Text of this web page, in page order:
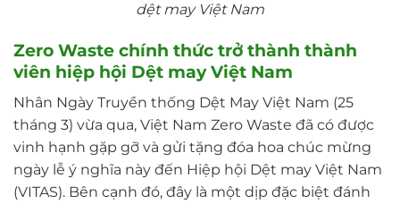
dệt may Việt Nam
Zero Waste chính thức trở thành thành
viên hiệp hội Dệt may Việt Nam
Nhân Ngày Truyền thống Dệt May Việt Nam (25
tháng 3) vừa qua, Việt Nam Zero Waste đã có được
vinh hạnh gặp gỡ và gửi tặng đóa hoa chúc mừng
ngày lễ ý nghĩa này đến Hiệp hội Dệt may Việt Nam
(VITAS). Bên cạnh đó, đây là một dịp đặc biệt đánh